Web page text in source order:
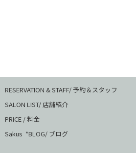
RESERVATION & STAFF/ 予約＆スタッフ
SALON LIST/ 店舗紹介
PRICE / 料金
Sakus *BLOG/ ブログ